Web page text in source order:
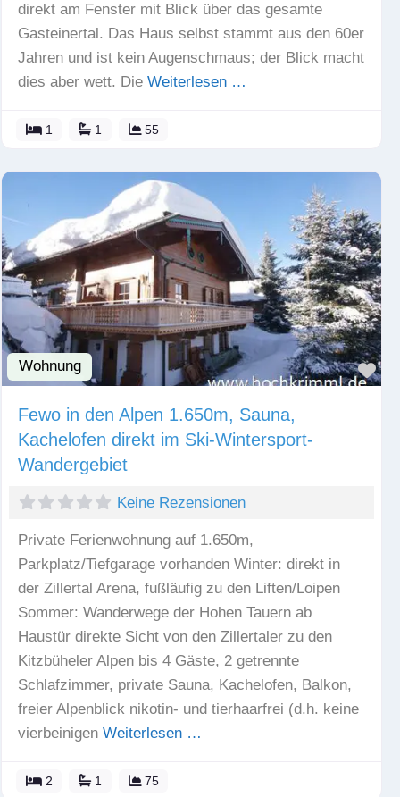
direkt am Fenster mit Blick über das gesamte
Gasteinertal. Das Haus selbst stammt aus den 60er
Jahren und ist kein Augenschmaus; der Blick macht
dies aber wett. Die Weiterlesen …
1 1 55
Wohnung
Fewo in den Alpen 1.650m, Sauna,
Kachelofen direkt im Ski-Wintersport-
Wandergebiet
Keine Rezensionen
Private Ferienwohnung auf 1.650m,
Parkplatz/Tiefgarage vorhanden Winter: direkt in
der Zillertal Arena, fußläufig zu den Liften/Loipen
Sommer: Wanderwege der Hohen Tauern ab
Haustür direkte Sicht von den Zillertaler zu den
Kitzbüheler Alpen bis 4 Gäste, 2 getrennte
Schlafzimmer, private Sauna, Kachelofen, Balkon,
freier Alpenblick nikotin- und tierhaarfrei (d.h. keine
vierbeinigen Weiterlesen …
2 1 75